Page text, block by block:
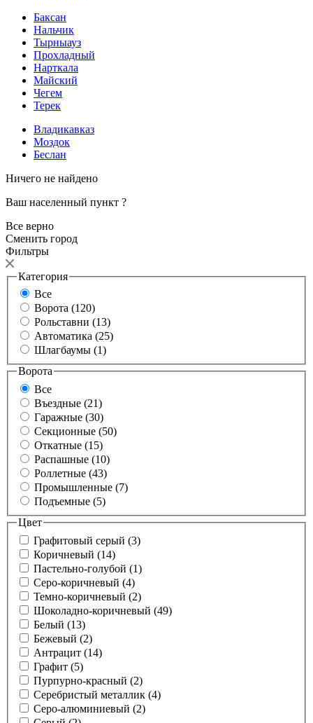
Баксан
Нальчик
Тырныауз
Прохладный
Нарткала
Майский
Чегем
Терек
Владикавказ
Моздок
Беслан
Ничего не найдено
Ваш населенный пункт ?
Все верно
Сменить город
Фильтры
Категория
Все
Ворота (120)
Рольставни (13)
Автоматика (25)
Шлагбаумы (1)
Ворота
Все
Въездные (21)
Гаражные (30)
Секционные (50)
Откатные (15)
Распашные (10)
Роллетные (43)
Промышленные (7)
Подъемные (5)
Цвет
Графитовый серый (3)
Коричневый (14)
Пастельно-голубой (1)
Серо-коричневый (4)
Темно-коричневый (2)
Шоколадно-коричневый (49)
Белый (13)
Бежевый (2)
Антрацит (14)
Графит (5)
Пурпурно-красный (2)
Серебристый металлик (4)
Серо-алюминиевый (2)